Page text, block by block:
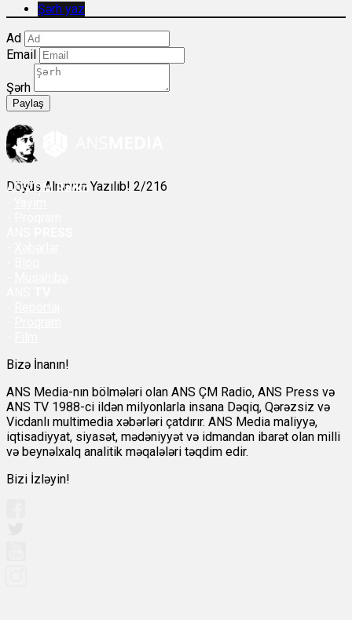
Şərh yaz
Ad
Email
Şərh
Paylaş
Döyüş Alnınıza Yazılıb! 2/216
ANSÇM Radio
Bizə İnanın!
ANS Media-nın bölmələri olan ANS ÇM Radio, ANS Press və
ANS TV 1988-ci ildən milyonlarla insana Dəqiq, Qərəzsiz və
Vicdanlı multimedia xəbərləri çatdırır. ANS Media maliyyə,
iqtisadiyyat, siyasət, mədəniyyət və idmandan ibarət olan milli
və beynəlxalq analitik məqalələri təqdim edir.
Bizi İzləyin!